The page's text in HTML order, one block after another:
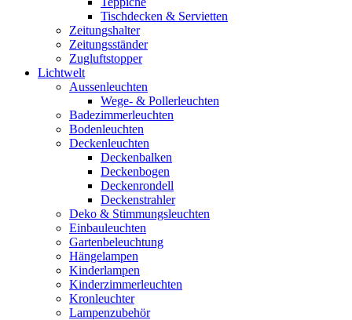
Tischdecken & Servietten
Zeitungshalter
Zeitungsständer
Zugluftstopper
Lichtwelt
Aussenleuchten
Wege- & Pollerleuchten
Badezimmerleuchten
Bodenleuchten
Deckenleuchten
Deckenbalken
Deckenbogen
Deckenrondell
Deckenstrahler
Deko & Stimmungsleuchten
Einbauleuchten
Gartenbeleuchtung
Hängelampen
Kinderlampen
Kinderzimmerleuchten
Kronleuchter
Lampenzubehör